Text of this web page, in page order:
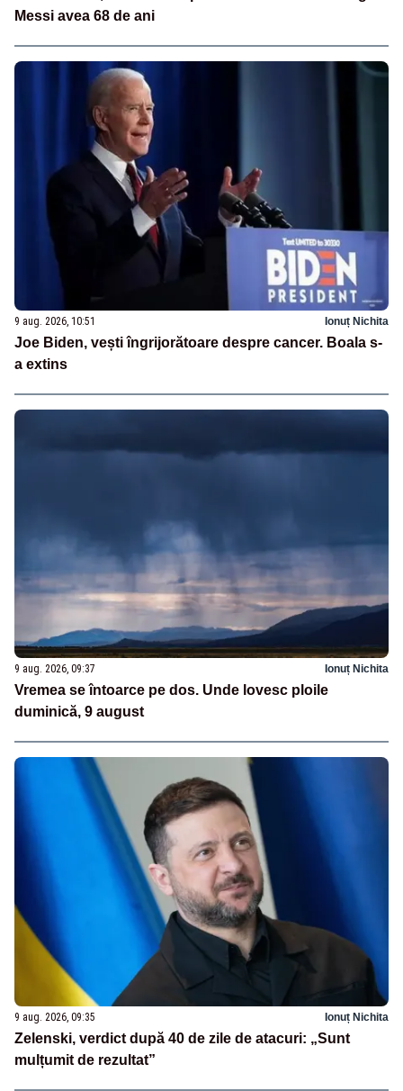
Messi avea 68 de ani
9 aug. 2026, 10:51 Ionuț Nichita
Joe Biden, vești îngrijorătoare despre cancer. Boala s-
a extins
9 aug. 2026, 09:37 Ionuț Nichita
Vremea se întoarce pe dos. Unde lovesc ploile
duminică, 9 august
9 aug. 2026, 09:35 Ionuț Nichita
Zelenski, verdict după 40 de zile de atacuri: „Sunt
mulțumit de rezultat”